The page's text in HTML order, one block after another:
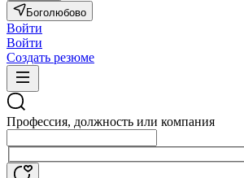
Боголюбово
Войти
Войти
Создать резюме
Профессия, должность или компания